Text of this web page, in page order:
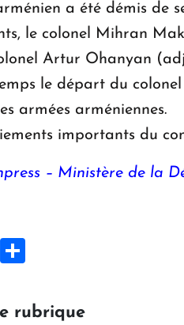
a été démis de
le colonel Mihran
Artur Ohanyan
le départ du
armées arméniennes.
importants du
– Ministère de la
Pinterest
rubrique